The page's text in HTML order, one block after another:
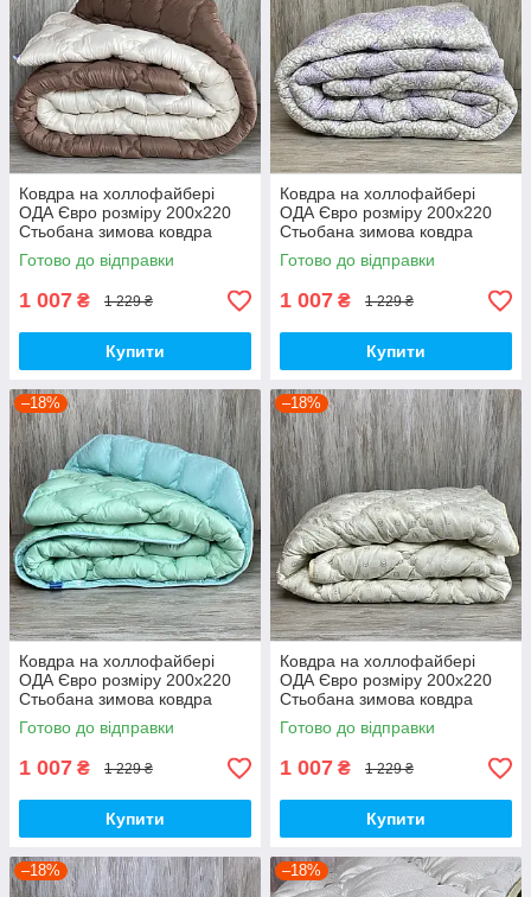
Ковдра на холлофайбері
ОДА Євро розміру 200х220
Стьобана зимова ковдра
високої якості
Готово до відправки
1 007 ₴ 1 229 ₴
Купити
Ковдра на холлофайбері
ОДА Євро розміру 200х220
Стьобана зимова ковдра
високої якості
Готово до відправки
1 007 ₴ 1 229 ₴
Купити
–18%
Ковдра на холлофайбері
ОДА Євро розміру 200х220
Стьобана зимова ковдра
високої якості
Готово до відправки
1 007 ₴ 1 229 ₴
Купити
–18%
Ковдра на холлофайбері
ОДА Євро розміру 200х220
Стьобана зимова ковдра
високої якості
Готово до відправки
1 007 ₴ 1 229 ₴
Купити
–18% –18%